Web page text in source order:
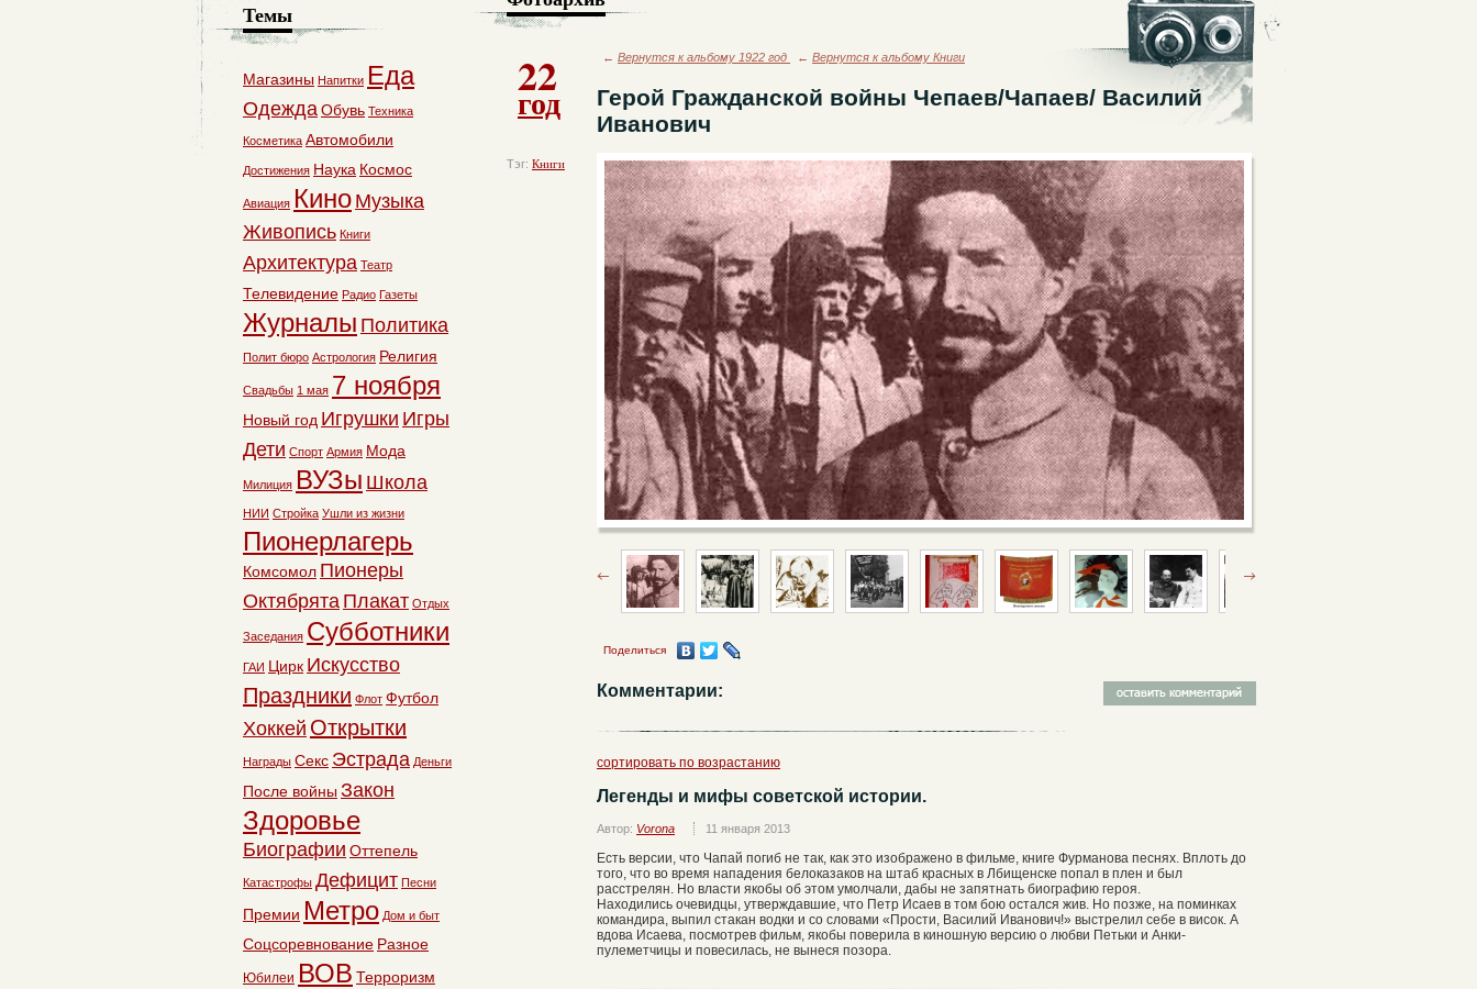
22
год
Тэг: Книги
← Вернутся к альбому 1922 год ← Вернутся к альбому Книги
Герой Гражданской войны Чепаев/Чапаев/ Василий
Иванович
Поделиться
Комментарии:
сортировать по возрастанию
Легенды и мифы советской истории.
Автор: Vorona 11 января 2013
Есть версии, что Чапай погиб не так, как это изображено в фильме, книге Фурманова песнях. Вплоть до
того, что во время нападения белоказаков на штаб красных в Лбищенске попал в плен и был
расстрелян. Но власти якобы об этом умолчали, дабы не запятнать биографию героя.
Находились очевидцы, утверждавшие, что Петр Исаев в том бою остался жив. Но позже, на поминках
командира, выпил стакан водки и со словами «Прости, Василий Иванович!» выстрелил себе в висок. А
вдова Исаева, посмотрев фильм, якобы поверила в киношную версию о любви Петьки и Анки-
пулеметчицы и повесилась, не вынеся позора.
Темы
Магазины Напитки Еда
ОдеждаОбувь Техника
Косметика Автомобили
Достижения Наука Космос
Авиация Кино Музыка
Живопись Книги
Архитектура Театр
Телевидение Радио Газеты
Журналы Политика
Полит бюро Астрология Религия
Свадьбы 1 мая 7 ноября
Новый год Игрушки Игры
Дети Спорт Армия Мода
Милиция ВУЗы Школа
НИИ Стройка Ушли из жизни
Пионерлагерь
Комсомол Пионеры
Октябрята Плакат Отдых
Заседания Субботники
ГАИ Цирк Искусство
Праздники Флот Футбол
Хоккей Открытки
Награды Секс Эстрада Деньги
После войны Закон
Здоровье
Биографии Оттепель
Катастрофы Дефицит Песни
Премии Метро Дом и быт
Соцсоревнование Разное
Юбилеи ВОВ Терроризм